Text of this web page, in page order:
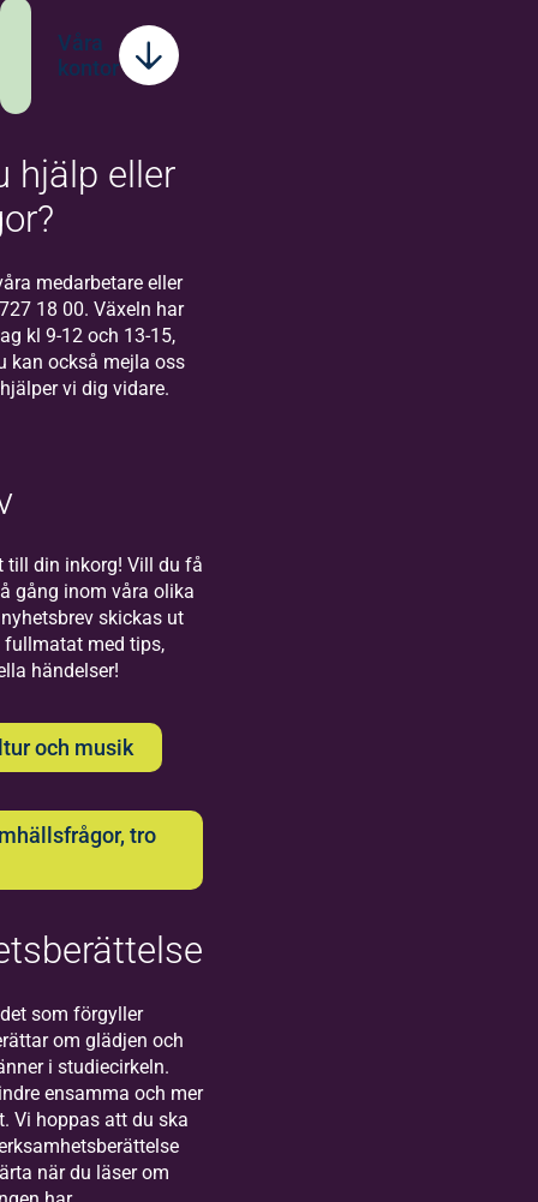
Våra
kontor
Bilda
Bilda Stockholm! I
Stockholm finns
vårt regionkontor
för Bilda Öst.
Bilda
Uppsala
Välkommen till
oss på Bilda i
Visby
till oss på
Bilda i
Visby!
hjälp eller
medarbetare eller
18 00. Växeln har
kl 9-12 och 13-15,
kan också mejla oss
vi dig vidare.
till din inkorg! Vill du få
gång inom våra olika
skickas ut
fullmatat med tips,
händelser!
och musik
tro
som förgyller
om glädjen och
i studiecirkeln.
ensamma och mer
Vi hoppas att du ska
när du läser om